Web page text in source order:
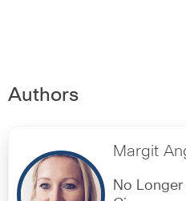
Authors
Margit
No Longer